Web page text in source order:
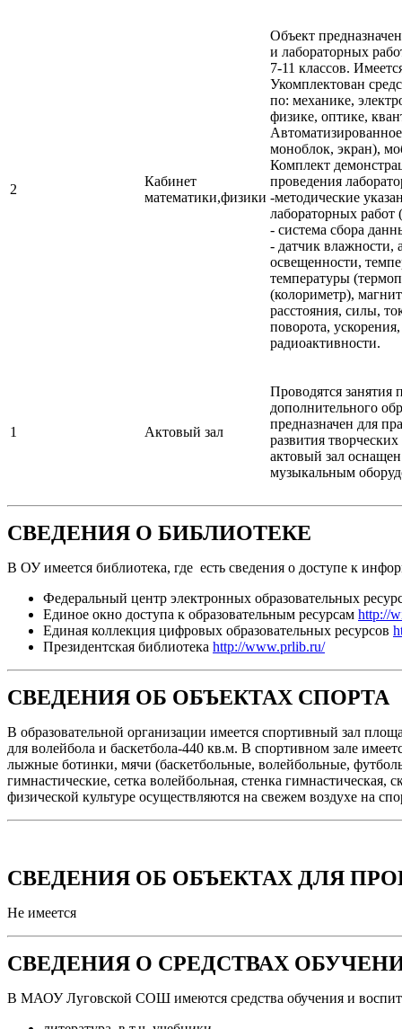
2
Кабинет
математики,физики
Объект
и лабораторных
7-11 классов.
Укомплектован
по: механике,
физике, оптике,
моноблок, экран),
Комплект
проведения
-методические
лабораторных
- система сбора
- датчик влажности,
освещенности,
температуры
(колориметр),
расстояния, силы,
поворота,
радиоактивности.
1 Актовый зал
Проводятся занятия
дополнительного
предназначен для
развития
актовый зал
музыкальным
СВЕДЕНИЯ О БИБЛИОТЕКЕ
В ОУ имеется библиотека, где есть сведения о доступе к
Федеральный центр электронных образовательных
Единое окно доступа к образовательным ресурсам http://
Единая коллекция цифровых образовательных ресурсов
Президентская библиотека http://www.prlib.ru/
СВЕДЕНИЯ ОБ ОБЪЕКТАХ СПОРТА
В образовательной организации имеется спортивный зал
для волейбола и баскетбола-440 кв.м. В спортивном зале
лыжные ботинки, мячи (баскетбольные, волейбольные,
гимнастические, сетка волейбольная, стенка
физической культуре осуществляются на свежем воздухе на
СВЕДЕНИЯ ОБ ОБЪЕКТАХ ДЛЯ
Не имеется
СВЕДЕНИЯ О СРЕДСТВАХ
В МАОУ Луговской СОШ имеются средства обучения и